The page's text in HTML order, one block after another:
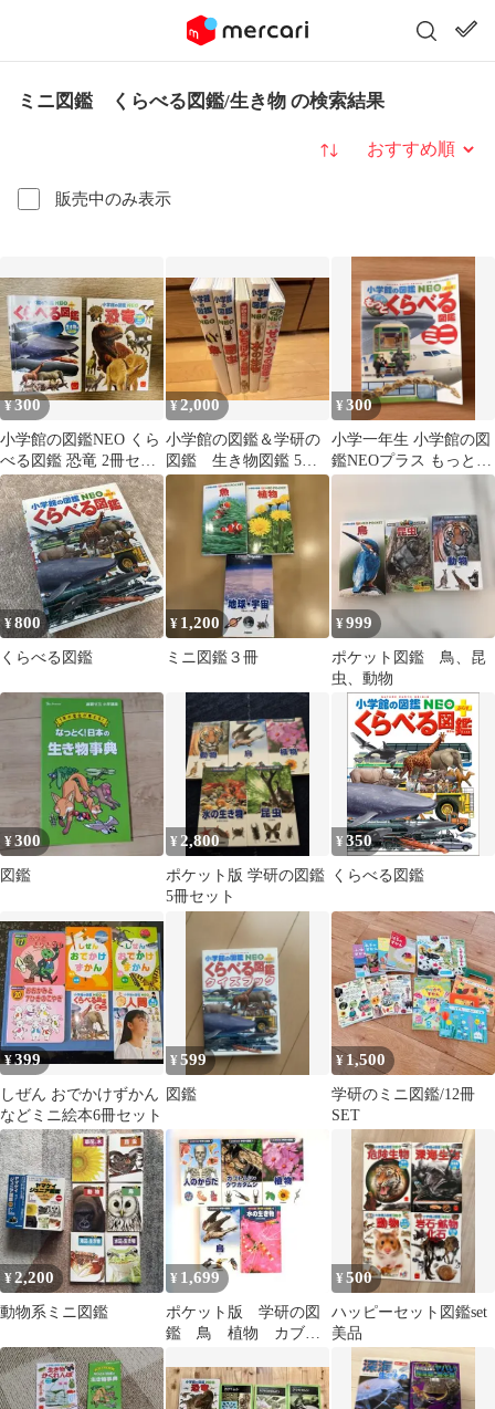
ミニ図鑑 くらべる図鑑/生き物 の検索結果
販売中のみ表示
並び替え
¥300
小学館の図鑑NEO くら
べる図鑑 恐竜 2冊セッ
ト ハッピーセット
¥2,000
小学館の図鑑＆学研の
図鑑 生き物図鑑 5点
セット
¥300
小学一年生 小学館の図
鑑NEOプラス もっとく
らべる図鑑ミニ 非売品
¥800
くらべる図鑑
¥ 1,200
ミニ図鑑３冊
¥999
ポケット図鑑 鳥、昆
虫、動物
¥300
図鑑
¥2,800
ポケット版 学研の図鑑
5冊セット
¥350
くらべる図鑑
¥399
しぜん おでかけずかん
などミニ絵本6冊セット
¥599
図鑑
¥ 1,500
学研のミニ図鑑/12冊
SET
¥2,200
動物系ミニ図鑑
¥ 1,699
ポケット版 学研の図
鑑 鳥 植物 カブト
ット図鑑 5冊セット
¥500
ハッピーセット図鑑set
美品